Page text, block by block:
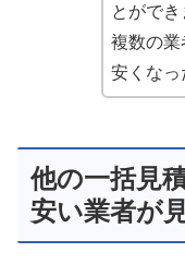
とができ
複数の業
安くなっ
他の一括見
安い業者が